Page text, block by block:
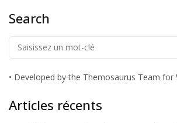
Search
• Developed by the Themosaurus Team for
Articles récents